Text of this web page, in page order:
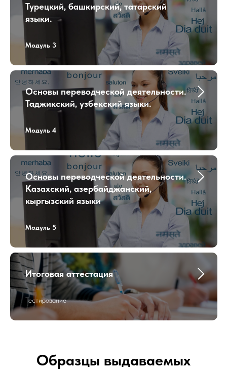
Турецкий, башкирский, татарский
языки.
Модуль 3
Основы переводческой деятельности.
Таджикский, узбекский языки.
Модуль 4
Основы переводческой деятельности.
Казахский, азербайджанский,
кыргызский языки
Модуль 5
Итоговая аттестация
Тестирование
Образцы выдаваемых